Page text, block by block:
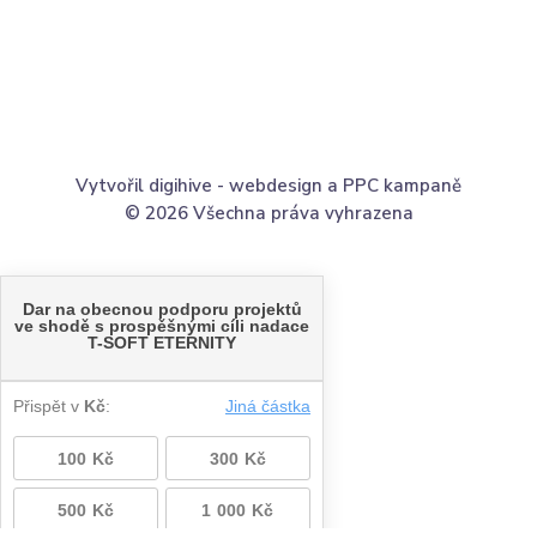
© 2026 Všechna práva vyhrazena
Vytvořil digihive - webdesign a PPC kampaně